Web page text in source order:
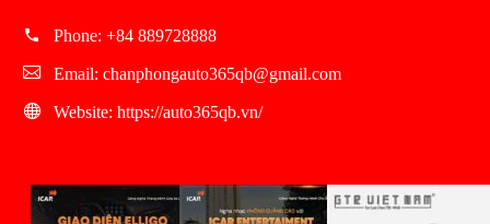
Phone: +84 889728888
Email: chanphongauto365qb@gmail.com
Website: https://auto365qb.vn/